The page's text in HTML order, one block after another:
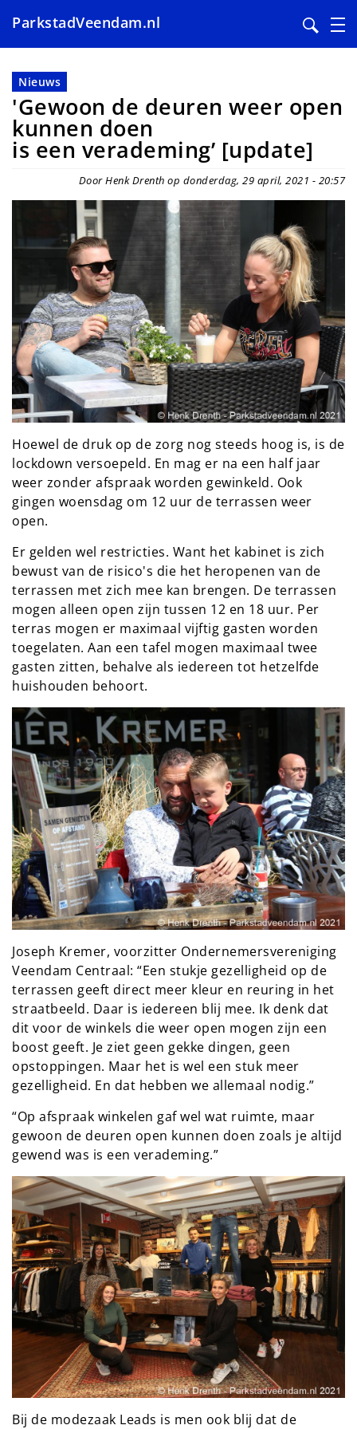
en
naar
inhoud
gaan
ParkstadVeendam.nl
Nieuws
'Gewoon de deuren weer open
kunnen doen
is een verademing’ [update]
Door Henk Drenth op donderdag, 29 april, 2021 - 20:57
Hoewel de druk op de zorg nog steeds hoog is, is de
lockdown versoepeld. En mag er na een half jaar
weer zonder afspraak worden gewinkeld. Ook
gingen woensdag om 12 uur de terrassen weer
open.
Er gelden wel restricties. Want het kabinet is zich
bewust van de risico's die het heropenen van de
terrassen met zich mee kan brengen. De terrassen
mogen alleen open zijn tussen 12 en 18 uur. Per
terras mogen er maximaal vijftig gasten worden
toegelaten. Aan een tafel mogen maximaal twee
gasten zitten, behalve als iedereen tot hetzelfde
huishouden behoort.
Joseph Kremer, voorzitter Ondernemersvereniging
Veendam Centraal: “Een stukje gezelligheid op de
terrassen geeft direct meer kleur en reuring in het
straatbeeld. Daar is iedereen blij mee. Ik denk dat
dit voor de winkels die weer open mogen zijn een
boost geeft. Je ziet geen gekke dingen, geen
opstoppingen. Maar het is wel een stuk meer
gezelligheid. En dat hebben we allemaal nodig.”
“Op afspraak winkelen gaf wel wat ruimte, maar
gewoon de deuren open kunnen doen zoals je altijd
gewend was is een verademing.”
Bij de modezaak Leads is men ook blij dat de